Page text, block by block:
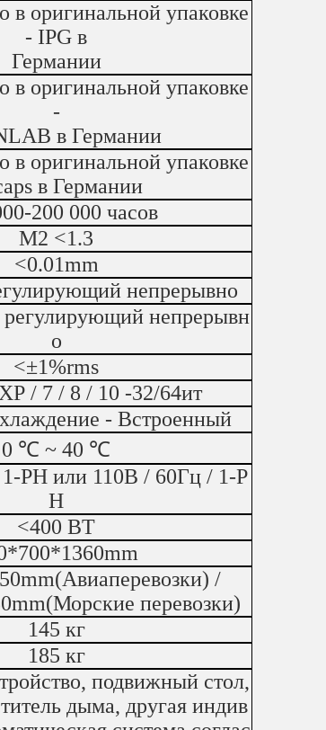
в оригинальной упаковке
- IPG в
Германии
в оригинальной упаковке
-
в Германии
в оригинальной упаковке
в Германии
200 000 часов
M2 <1.3
<0.01mm
непрерывно
непрерывн
о
<±1%rms
/ 7 / 8 / 10 -32/64ит
- Встроенный
0 ℃ ~ 40 ℃
PH или 110В / 60Гц / 1-P
H
<400 ВТ
/
перевозки)
145 кг
185 кг
подвижный стол,
дыма, другая индив